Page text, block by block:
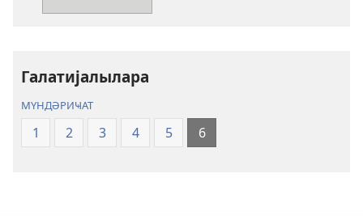
Галатијалылара
МҮНДӘРИҸАТ
1 2 3 4 5 6